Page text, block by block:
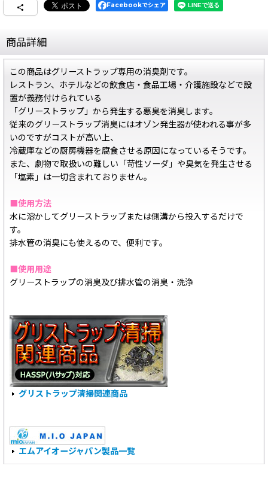
Facebookでシェア
商品詳細
この商品はグリーストラップ専用の消臭剤です。
レストラン、ホテルなどの飲食店・食品工場・介護施設などで設
置が義務付けられている
「グリーストラップ」から発生する悪臭を消臭します。
従来のグリーストラップ消臭にはオゾン発生器が使われる事が多
いのですがコストが高い上、
冷蔵庫などの厨房機器を腐食させる原因になっているそうです。
また、劇物で取扱いの難しい「苛性ソーダ」や臭気を発生させる
「塩素」は一切含まれておりません。
■使用方法
水に溶かしてグリーストラップまたは側溝から投入するだけで
す。
排水管の消臭にも使えるので、便利です。
■使用用途
グリーストラップの消臭及び排水管の消臭・洗浄
グリストラップ清掃関連商品
エムアイオージャパン製品一覧